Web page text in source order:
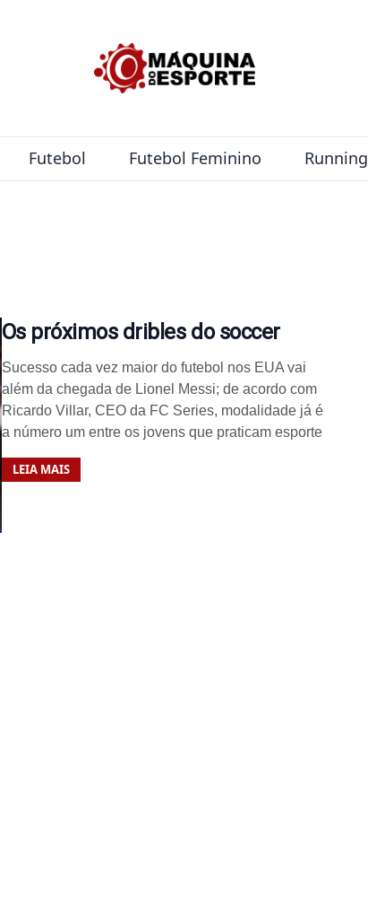
Futebol Futebol Feminino Running
Os próximos dribles do soccer
Sucesso cada vez maior do futebol nos EUA vai
além da chegada de Lionel Messi; de acordo com
Ricardo Villar, CEO da FC Series, modalidade já é
a número um entre os jovens que praticam esporte
LEIA MAIS